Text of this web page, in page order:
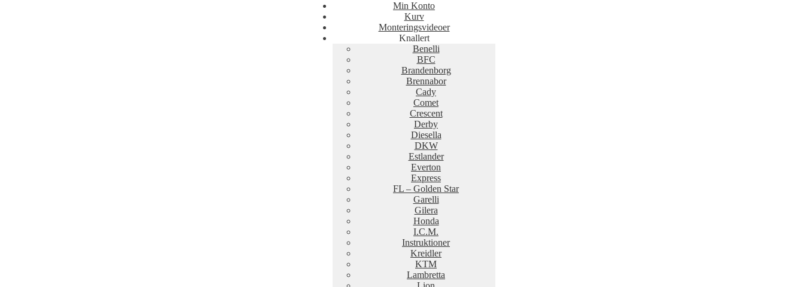
Min Konto
Kurv
Monteringsvideoer
Knallert
Benelli
BFC
Brandenborg
Brennabor
Cady
Comet
Crescent
Derby
Diesella
DKW
Estlander
Everton
Express
FL – Golden Star
Garelli
Gilera
Honda
I.C.M.
Instruktioner
Kreidler
KTM
Lambretta